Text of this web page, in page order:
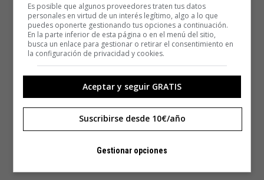
Es posible que algunos proveedores traten tus datos
personales en virtud de un interés legítimo, algo a lo que
puedes oponerte gestionando tus opciones a continuación.
En la parte inferior de esta página o en el menú del sitio,
busca un enlace para gestionar o retirar el consentimiento en
la configuración de privacidad y cookies.
Aceptar y seguir GRATIS
Suscribirse desde 10€/año
Gestionar opciones